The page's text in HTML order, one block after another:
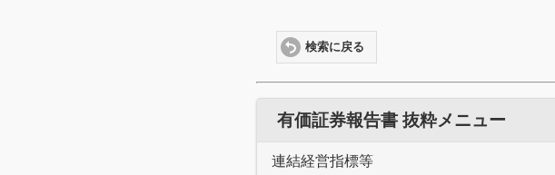
検索に戻る
有価証券報告書 抜粋メニュー
連結経営指標等